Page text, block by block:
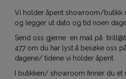
Vi holder åpent showroom/butikk
og legger ut dato og tid noen
Send oss gjerne en mail på
477 om du har lyst å besøke oss
dagene/ tidene vi holder åpent.
I butikken/ showroom finner du et